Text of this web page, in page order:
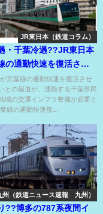
JR東日本（鉄道コラム）
・千葉冷遇??JR東日本
の通勤快速を復活させ
頭ない??
京葉線の通勤快速を復活させ
との報道が、通勤する千葉県民
域の交通インフラ整備が必要と
線の通勤快速復...
州（鉄道ニュース速報 九州）
??博多の787系夜間イ